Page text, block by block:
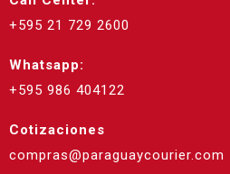
+595 21 729 2600
Whatsapp:
+595 986 404122
Cotizaciones
compras@paraguaycourier.com